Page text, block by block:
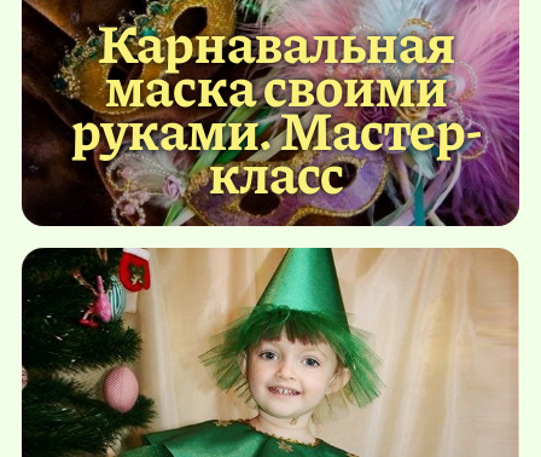
Карнавальная
маска своими
руками. Мастер-
класс